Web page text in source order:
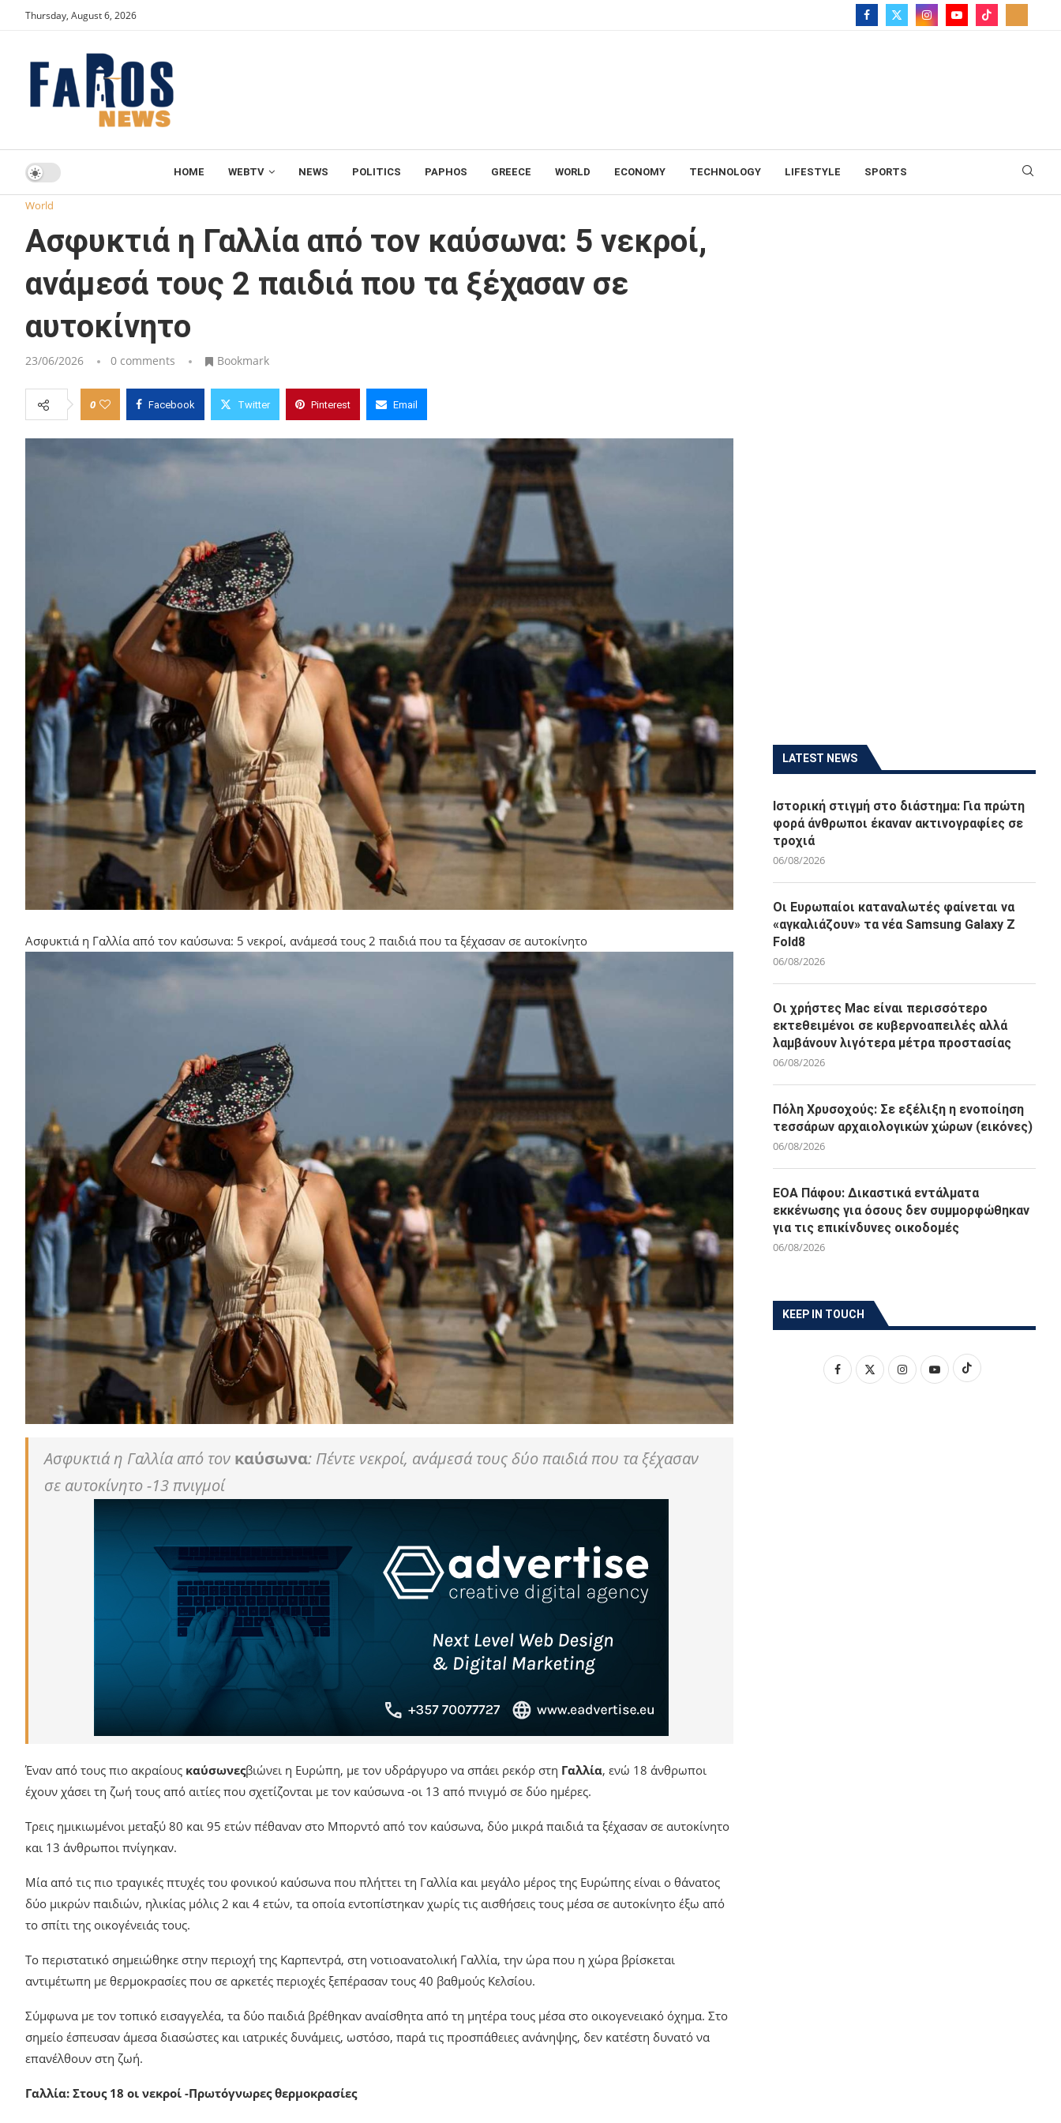
Thursday, August 6, 2026
HOME WEBTV NEWS POLITICS PAPHOS GREECE WORLD ECONOMY TECHNOLOGY LIFESTYLE SPORTS
Home Ασφυκτιά η Γαλλία από τον καύσωνα: 5 νεκροί, ανάμεσά τους 2 παιδιά που τα ξέχασαν σε αυτοκίνητο
World
Ασφυκτιά η Γαλλία από τον καύσωνα: 5 νεκροί,
ανάμεσά τους 2 παιδιά που τα ξέχασαν σε
αυτοκίνητο
23/06/2026 0 comments Bookmark
0 Facebook Twitter Pinterest Email
Ασφυκτιά η Γαλλία από τον καύσωνα: 5 νεκροί, ανάμεσά τους 2 παιδιά που τα ξέχασαν σε αυτοκίνητο
Ασφυκτιά η Γαλλία από τον καύσωνα: Πέντε νεκροί, ανάμεσά τους δύο παιδιά που τα ξέχασαν
σε αυτοκίνητο -13 πνιγμοί
Έναν από τους πιο ακραίους καύσωνεςβιώνει η Ευρώπη, με τον υδράργυρο να σπάει ρεκόρ στη Γαλλία, ενώ 18 άνθρωποι
έχουν χάσει τη ζωή τους από αιτίες που σχετίζονται με τον καύσωνα -οι 13 από πνιγμό σε δύο ημέρες.
Τρεις ημικιωμένοι μεταξύ 80 και 95 ετών πέθαναν στο Μπορντό από τον καύσωνα, δύο μικρά παιδιά τα ξέχασαν σε αυτοκίνητο
και 13 άνθρωποι πνίγηκαν.
Μία από τις πιο τραγικές πτυχές του φονικού καύσωνα που πλήττει τη Γαλλία και μεγάλο μέρος της Ευρώπης είναι ο θάνατος
δύο μικρών παιδιών, ηλικίας μόλις 2 και 4 ετών, τα οποία εντοπίστηκαν χωρίς τις αισθήσεις τους μέσα σε αυτοκίνητο έξω από
το σπίτι της οικογένειάς τους.
Το περιστατικό σημειώθηκε στην περιοχή της Καρπεντρά, στη νοτιοανατολική Γαλλία, την ώρα που η χώρα βρίσκεται
αντιμέτωπη με θερμοκρασίες που σε αρκετές περιοχές ξεπέρασαν τους 40 βαθμούς Κελσίου.
Σύμφωνα με τον τοπικό εισαγγελέα, τα δύο παιδιά βρέθηκαν αναίσθητα από τη μητέρα τους μέσα στο οικογενειακό όχημα. Στο
σημείο έσπευσαν άμεσα διασώστες και ιατρικές δυνάμεις, ωστόσο, παρά τις προσπάθειες ανάνηψης, δεν κατέστη δυνατό να
επανέλθουν στη ζωή.
Γαλλία: Στους 18 οι νεκροί -Πρωτόγνωρες θερμοκρασίες
LATEST NEWS
Ιστορική στιγμή στο διάστημα: Για πρώτη
φορά άνθρωποι έκαναν ακτινογραφίες σε
τροχιά
06/08/2026
Οι Ευρωπαίοι καταναλωτές φαίνεται να
«αγκαλιάζουν» τα νέα Samsung Galaxy Z
Fold8
06/08/2026
Οι χρήστες Mac είναι περισσότερο
εκτεθειμένοι σε κυβερνοαπειλές αλλά
λαμβάνουν λιγότερα μέτρα προστασίας
06/08/2026
Πόλη Χρυσοχούς: Σε εξέλιξη η ενοποίηση
τεσσάρων αρχαιολογικών χώρων (εικόνες)
06/08/2026
ΕΟΑ Πάφου: Δικαστικά εντάλματα
εκκένωσης για όσους δεν συμμορφώθηκαν
για τις επικίνδυνες οικοδομές
06/08/2026
KEEP IN TOUCH